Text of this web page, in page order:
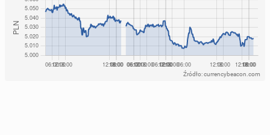
Źródło: currencybeacon.com